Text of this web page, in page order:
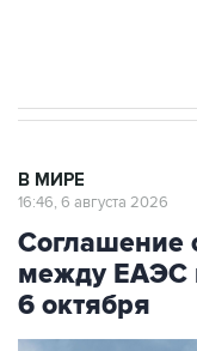
В МИРЕ
16:46, 6 августа 2026
Соглашение
между ЕАЭС
6 октября